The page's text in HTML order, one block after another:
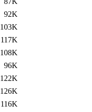
92K
103K
117K
108K
96K
122K
126K
116K